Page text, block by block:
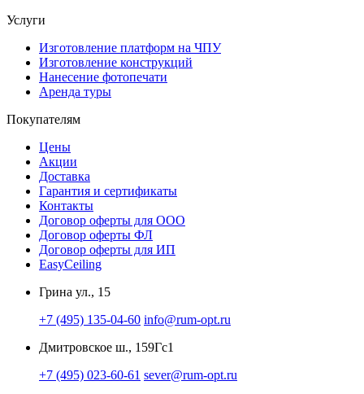
Услуги
Изготовление платформ на ЧПУ
Изготовление конструкций
Нанесение фотопечати
Аренда туры
Покупателям
Цены
Акции
Доставка
Гарантия и сертификаты
Контакты
Договор оферты для ООО
Договор оферты ФЛ
Договор оферты для ИП
EasyCeiling
Грина ул., 15
+7 (495) 135-04-60 info@rum-opt.ru
Дмитровское ш., 159Гс1
+7 (495) 023-60-61 sever@rum-opt.ru